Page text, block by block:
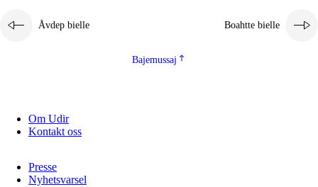
Åvdep bielle Boahtte bielle
Bajemussaj
Om Udir
Kontakt oss
Presse
Nyhetsvarsel